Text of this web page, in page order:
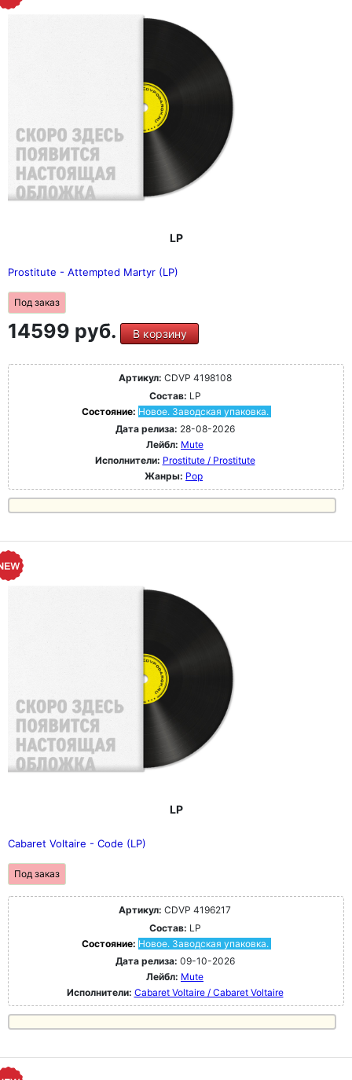
LP
Prostitute - Attempted Martyr (LP)
Под заказ
14599 руб. В корзину
Артикул: CDVP 4198108
Состав: LP
Состояние: Новое. Заводская упаковка.
Дата релиза: 28-08-2026
Лейбл: Mute
Исполнители: Prostitute / Prostitute
Жанры: Pop
LP
Cabaret Voltaire - Code (LP)
Под заказ
Артикул: CDVP 4196217
Состав: LP
Состояние: Новое. Заводская упаковка.
Дата релиза: 09-10-2026
Лейбл: Mute
Исполнители: Cabaret Voltaire / Cabaret Voltaire